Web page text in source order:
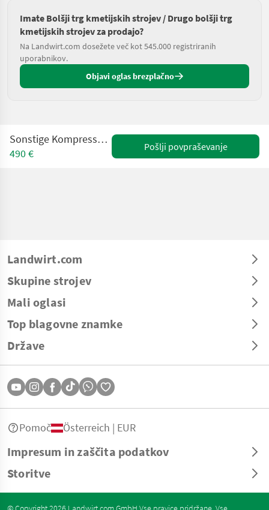
Imate Bolšji trg kmetijskih strojev / Drugo bolšji trg
kmetijskih strojev za prodajo?
Na Landwirt.com dosežete več kot 545.000 registriranih
uporabnikov.
Objavi oglas brezplačno
Sonstige Kompressor Aircraft gebraucht
490 €
Pošlji povpraševanje
Landwirt.com
Skupine strojev
Mali oglasi
Top blagovne znamke
Države
Impresum in zaščita podatkov
Storitve
Pomoč Österreich | EUR